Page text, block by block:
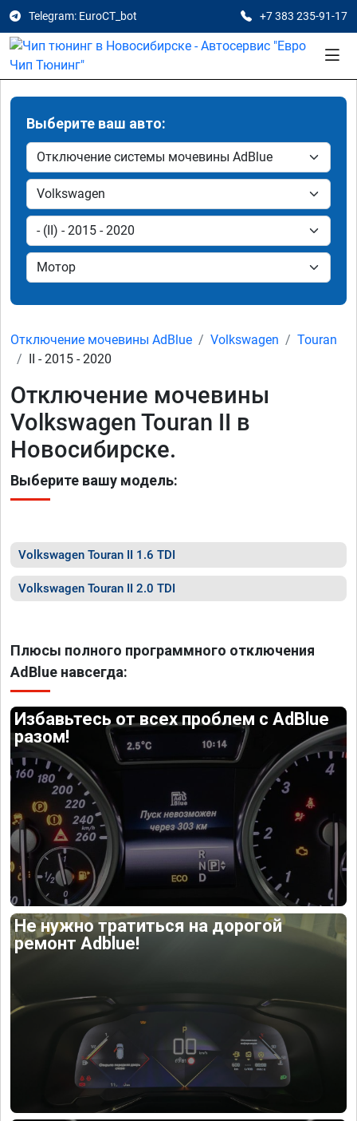
Telegram: EuroCT_bot +7 383 235-91-17
Выберите ваш авто:
Отключение мочевины AdBlue Volkswagen
Touran
II - 2015 - 2020
Отключение мочевины
Volkswagen Touran II в
Новосибирске.
Выберите вашу модель:
Volkswagen Touran II 1.6 TDI
Volkswagen Touran II 2.0 TDI
Плюсы полного программного отключения
AdBlue навсегда:
Избавьтесь от всех проблем с AdBlue
разом!
Не нужно тратиться на дорогой
ремонт Adblue!